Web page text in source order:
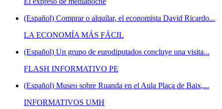
(Español) Comprar o alquilar, el economista David Ricardo...
LA ECONOMÍA MÁS FÁCIL
(Español) Un grupo de eurodiputados concluye una visita...
FLASH INFORMATIVO PE
(Español) Museo sobre Ruanda en el Aula Plaça de Baix,...
INFORMATIVOS UMH